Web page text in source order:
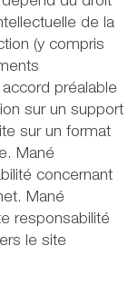
de la
(y compris
préalable
sur un support
sur un format
Mané
concernant
Mané
responsabilité
le site